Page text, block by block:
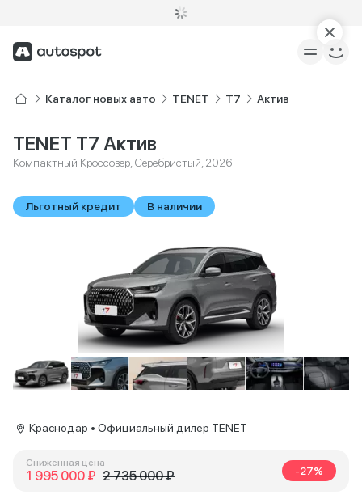
Каталог новых авто TENET T7 Актив
TENET T7 Актив
Компактный Кроссовер, Серебристый, 2026
Льготный кредит В наличии
Краснодар • Официальный дилер TENET
Сниженная цена
1 995 000 ₽ 2 735 000 ₽ -27%